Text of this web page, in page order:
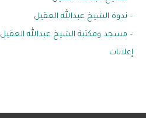
– ندوة الشيخ عبدالله العقيل
– مسجد ومكتبة الشيخ عبدالله العقيل
إعلانات